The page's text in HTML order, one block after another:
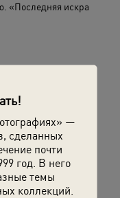
—
сделанных
почти
год. В него
темы
коллекций.
«Последняя искра
Урала
советской